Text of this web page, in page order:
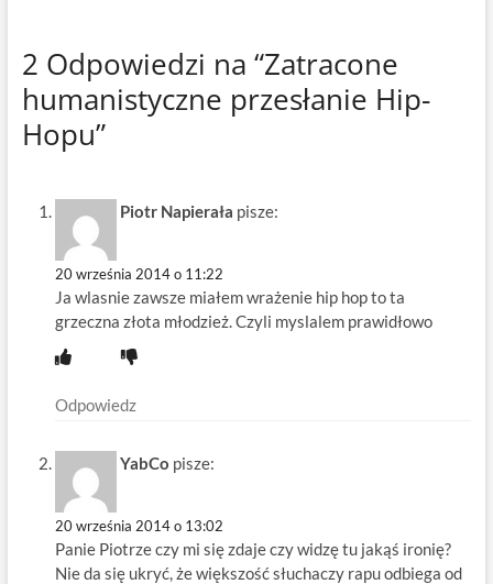
2 Odpowiedzi na “Zatracone
humanistyczne przesłanie Hip-
Hopu”
Piotr Napierała pisze:
20 września 2014 o 11:22
Ja wlasnie zawsze miałem wrażenie hip hop to ta
grzeczna złota młodzież. Czyli myslalem prawidłowo
Odpowiedz
YabCo pisze:
20 września 2014 o 13:02
Panie Piotrze czy mi się zdaje czy widzę tu jakąś ironię?
Nie da się ukryć, że większość słuchaczy rapu odbiega od